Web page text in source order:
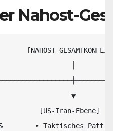
Nahost-
&        • Taktisches Patt